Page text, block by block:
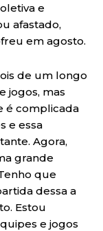
e
afastado,
em agosto.
de um longo
jogos, mas
é complicada
e essa
Agora,
grande
que
dessa a
Estou
e jogos